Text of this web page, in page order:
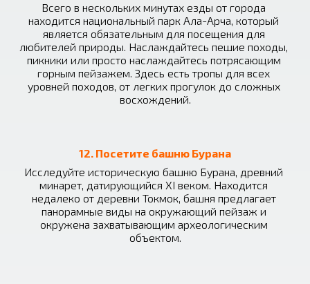
Всего в нескольких минутах езды от города
находится национальный парк Ала-Арча, который
является обязательным для посещения для
любителей природы. Наслаждайтесь пешие походы,
пикники или просто наслаждайтесь потрясающим
горным пейзажем. Здесь есть тропы для всех
уровней походов, от легких прогулок до сложных
восхождений.
12. Посетите башню Бурана
Исследуйте историческую башню Бурана, древний
минарет, датирующийся XI веком. Находится
недалеко от деревни Токмок, башня предлагает
панорамные виды на окружающий пейзаж и
окружена захватывающим археологическим
объектом.